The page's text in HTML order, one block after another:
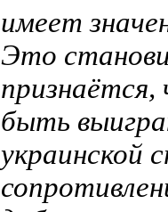
имеет
Это
быть
украинской